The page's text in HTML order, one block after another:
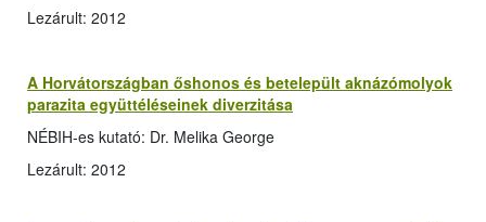
Lezárult: 2012
A Horvátországban őshonos és betelepült aknázómolyok
parazita együttéléseinek diverzitása
NÉBIH-es kutató: Dr. Melika George
Lezárult: 2012